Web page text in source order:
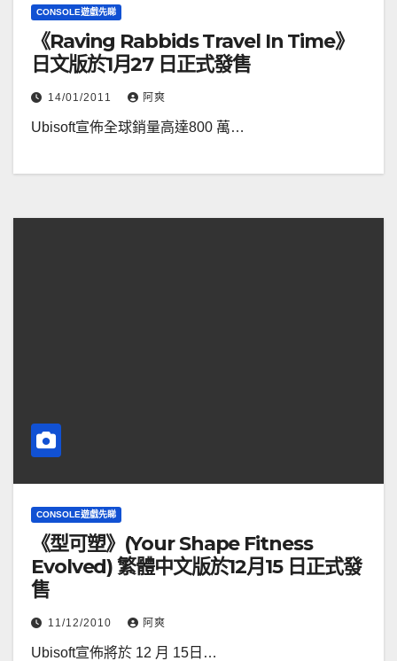
CONSOLE遊戲先睇
《Raving Rabbids Travel In Time》
日文版於1月27 日正式發售
14/01/2011 阿爽
Ubisoft宣佈全球銷量高達800 萬…
CONSOLE遊戲先睇
《型可塑》(Your Shape Fitness
Evolved) 繁體中文版於12月15 日正式發
售
11/12/2010 阿爽
Ubisoft宣佈將於 12 月 15日…